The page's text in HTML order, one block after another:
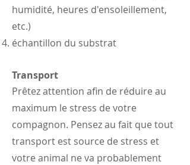
humidité, heures d'ensoleillement,
etc.)
échantillon du substrat
Transport
Prêtez attention afin de réduire au
maximum le stress de votre
compagnon. Pensez au fait que tout
transport est source de stress et
votre animal ne va probablement